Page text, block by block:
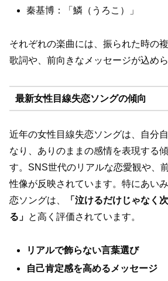
秦基博：「鱗（うろこ）」
それぞれの楽曲には、振られた時の
歌詞や、前向きなメッセージが込めら
最新女性目線失恋ソングの傾向
近年の女性目線失恋ソングは、自分
なり、ありのままの感情を表現する
す。SNS世代のリアルな恋愛観や、
性像が反映されています。特にあい
恋ソングは、
「泣けるだけじゃなく
る」 と高く評価されています。
リアルで飾らない言葉選び
自己肯定感を高めるメッセージ